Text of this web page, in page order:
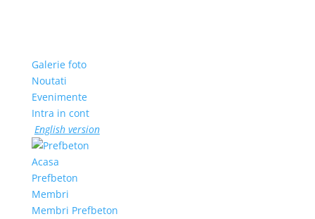
Galerie foto
Noutati
Evenimente
Intra in cont
English version
Acasa
Prefbeton
Membri
Membri Prefbeton